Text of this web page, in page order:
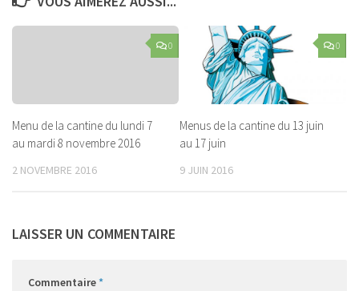
0
Menu de la cantine du lundi 7
au mardi 8 novembre 2016
2 NOVEMBRE 2016
0
Menus de la cantine du 13 juin
au 17 juin
9 JUIN 2016
LAISSER UN COMMENTAIRE
Commentaire*